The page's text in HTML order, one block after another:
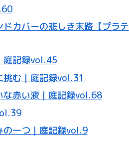
カバーの悲しき末路【プラテ
庭記録vol.45
挑む｜庭記録vol.31
な赤い液｜庭記録vol.68
の一つ｜庭記録vol.9